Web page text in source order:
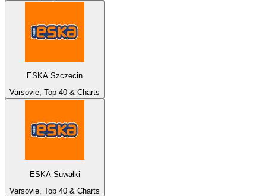
ESKA Szczecin
Varsovie, Top 40 & Charts
ESKA Suwałki
Varsovie, Top 40 & Charts